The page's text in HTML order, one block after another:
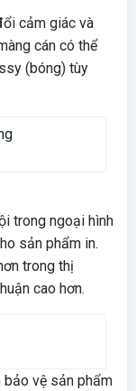
cảm giác và
cán có thể
(bóng) tùy
trong ngoại hình
sản phẩm in.
trong thị
cao hơn.
bảo vệ sản phẩm